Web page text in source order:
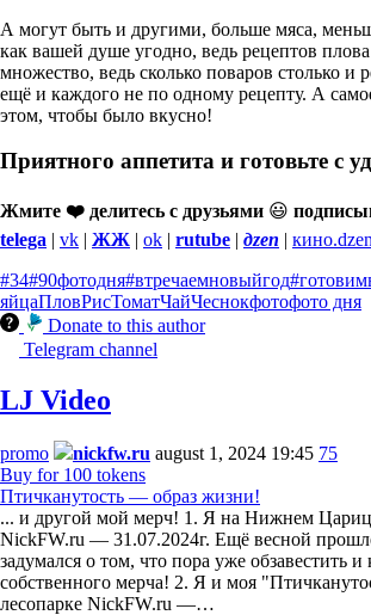
А могут быть и другими, больше мяса,
как вашей душе угодно, ведь рецептов
множество, ведь сколько поваров столько и
ещё и каждого не по одному рецепту. А
этом, чтобы было вкусно!
Приятного аппетита и готовьте с
Жмите ❤️ делитесь с друзьями 😃
telega | vk | ЖЖ | ok | rutube | дzen | кино.dzen
#34#90фотодня#втречаемновыйгод
яйцаПловРисТоматЧайЧеснокфотофото дня
Donate to this author
Telegram channel
LJ Video
promo nickfw.ru august 1, 2024 19:45 75
Buy for 100 tokens
Птичканутость — образ жизни!
... и другой мой мерч! 1. Я на Нижнем
NickFW.ru — 31.07.2024г. Ещё весной
задумался о том, что пора уже обзавестить и
собственного мерча! 2. Я и моя
лесопарке NickFW.ru —…